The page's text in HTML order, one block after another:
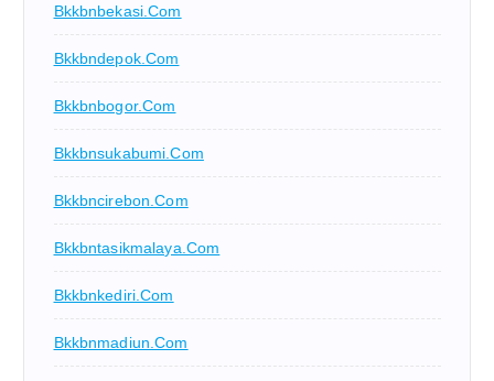
Bkkbnbekasi.com
Bkkbndepok.com
Bkkbnbogor.com
Bkkbnsukabumi.com
Bkkbncirebon.com
Bkkbntasikmalaya.com
Bkkbnkediri.com
Bkkbnmadiun.com